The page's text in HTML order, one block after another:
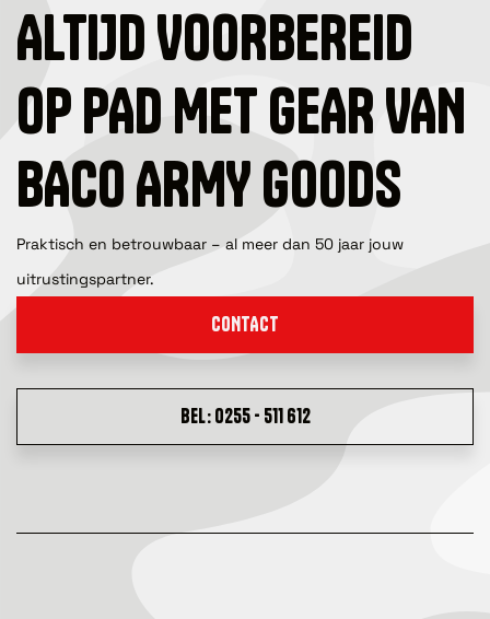
ALTIJD VOORBEREID
OP PAD MET GEAR VAN
BACO ARMY GOODS
Praktisch en betrouwbaar – al meer dan 50 jaar jouw
uitrustingspartner.
CONTACT
BEL: 0255 - 511 612